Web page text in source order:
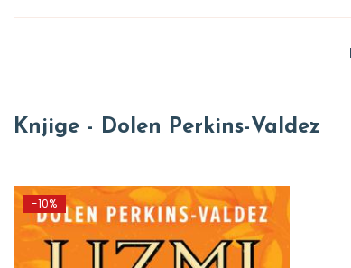
Knjige - Dolen Perkins-Valdez
-10%